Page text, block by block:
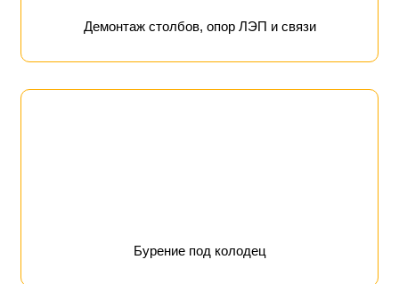
Демонтаж столбов, опор ЛЭП и связи
Бурение под колодец